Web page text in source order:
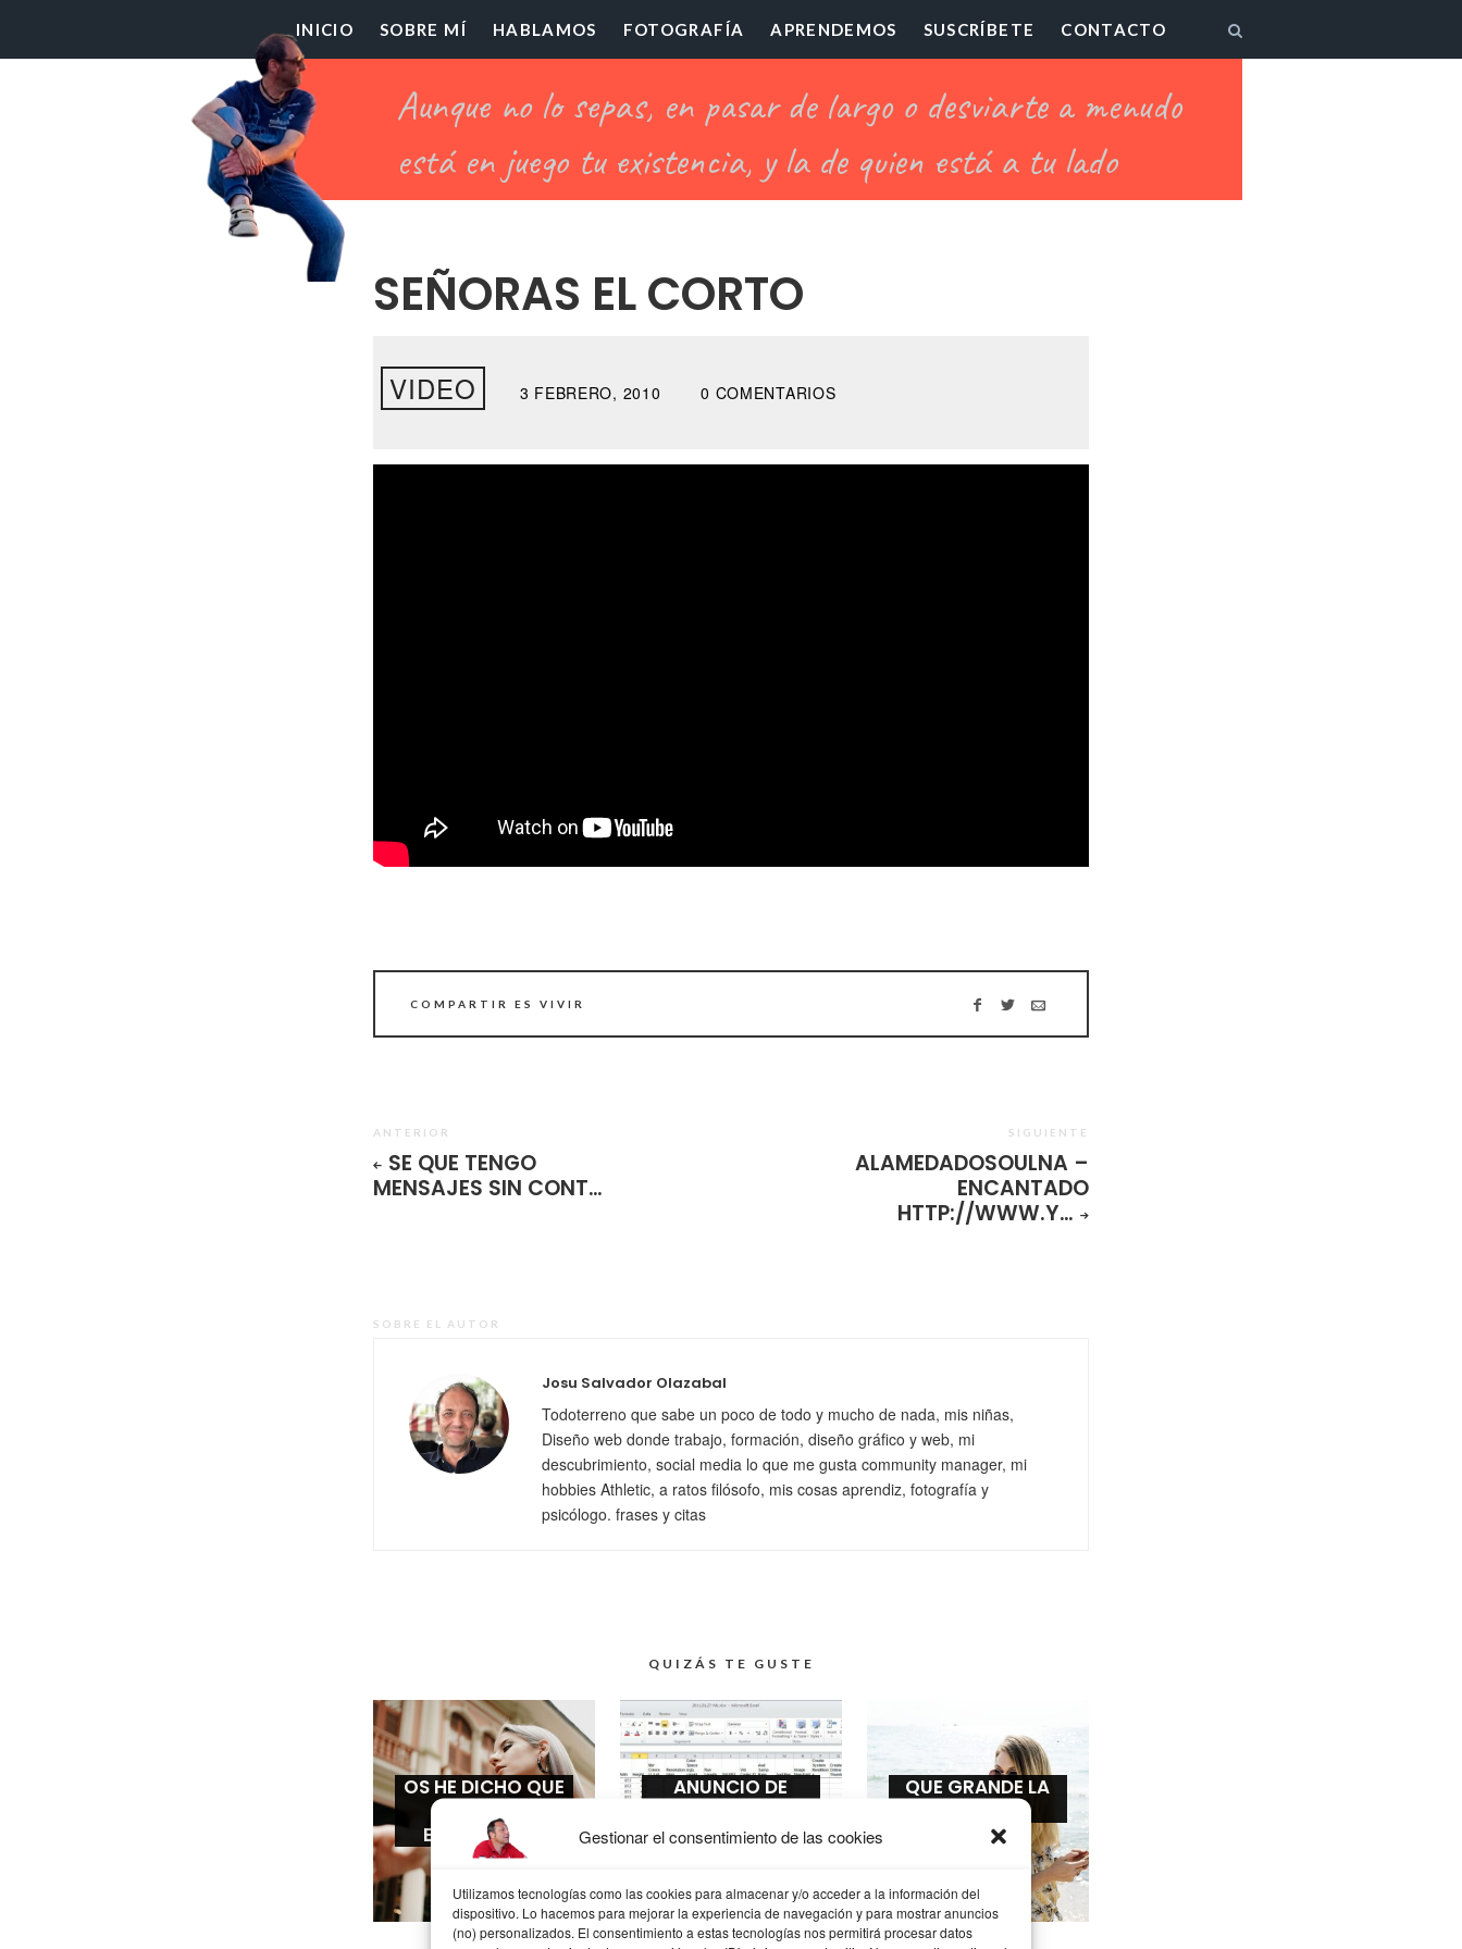
Gestionar el consentimiento de las cookies
Utilizamos tecnologías como las cookies para almacenar y/o acceder a la información del
dispositivo. Lo hacemos para mejorar la experiencia de navegación y para mostrar anuncios
(no) personalizados. El consentimiento a estas tecnologías nos permitirá procesar datos
El
Profesor
Chillón
INICIO SOBRE MÍ HABLAMOS FOTOGRAFÍA APRENDEMOS SUSCRÍBETE CONTACTO
SEÑORAS EL CORTO
VIDEO 3 FEBRERO, 2010 0 COMENTARIOS
COMPARTIR ES VIVIR
ANTERIOR
SE QUE TENGO
MENSAJES SIN CONT…
SIGUIENTE
ALAMEDADOSOULNA –
ENCANTADO
HTTP://WWW.Y…
SOBRE EL AUTOR
Josu Salvador Olazabal
Todoterreno que sabe un poco de todo y mucho de nada, mis niñas,
Diseño web donde trabajo, formación, diseño gráfico y web, mi
descubrimiento, social media lo que me gusta community manager, mi
hobbies Athletic, a ratos filósofo, mis cosas aprendiz, fotografía y
psicólogo. frases y citas
QUIZÁS TE GUSTE
OS HE DICHO QUE
ME HE
ENAMORADO
ANUNCIO DE
FLIPANTE
QUE GRANDE LA